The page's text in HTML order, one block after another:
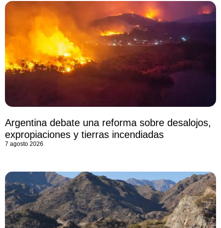
Argentina debate una reforma sobre desalojos,
expropiaciones y tierras incendiadas
7 agosto 2026